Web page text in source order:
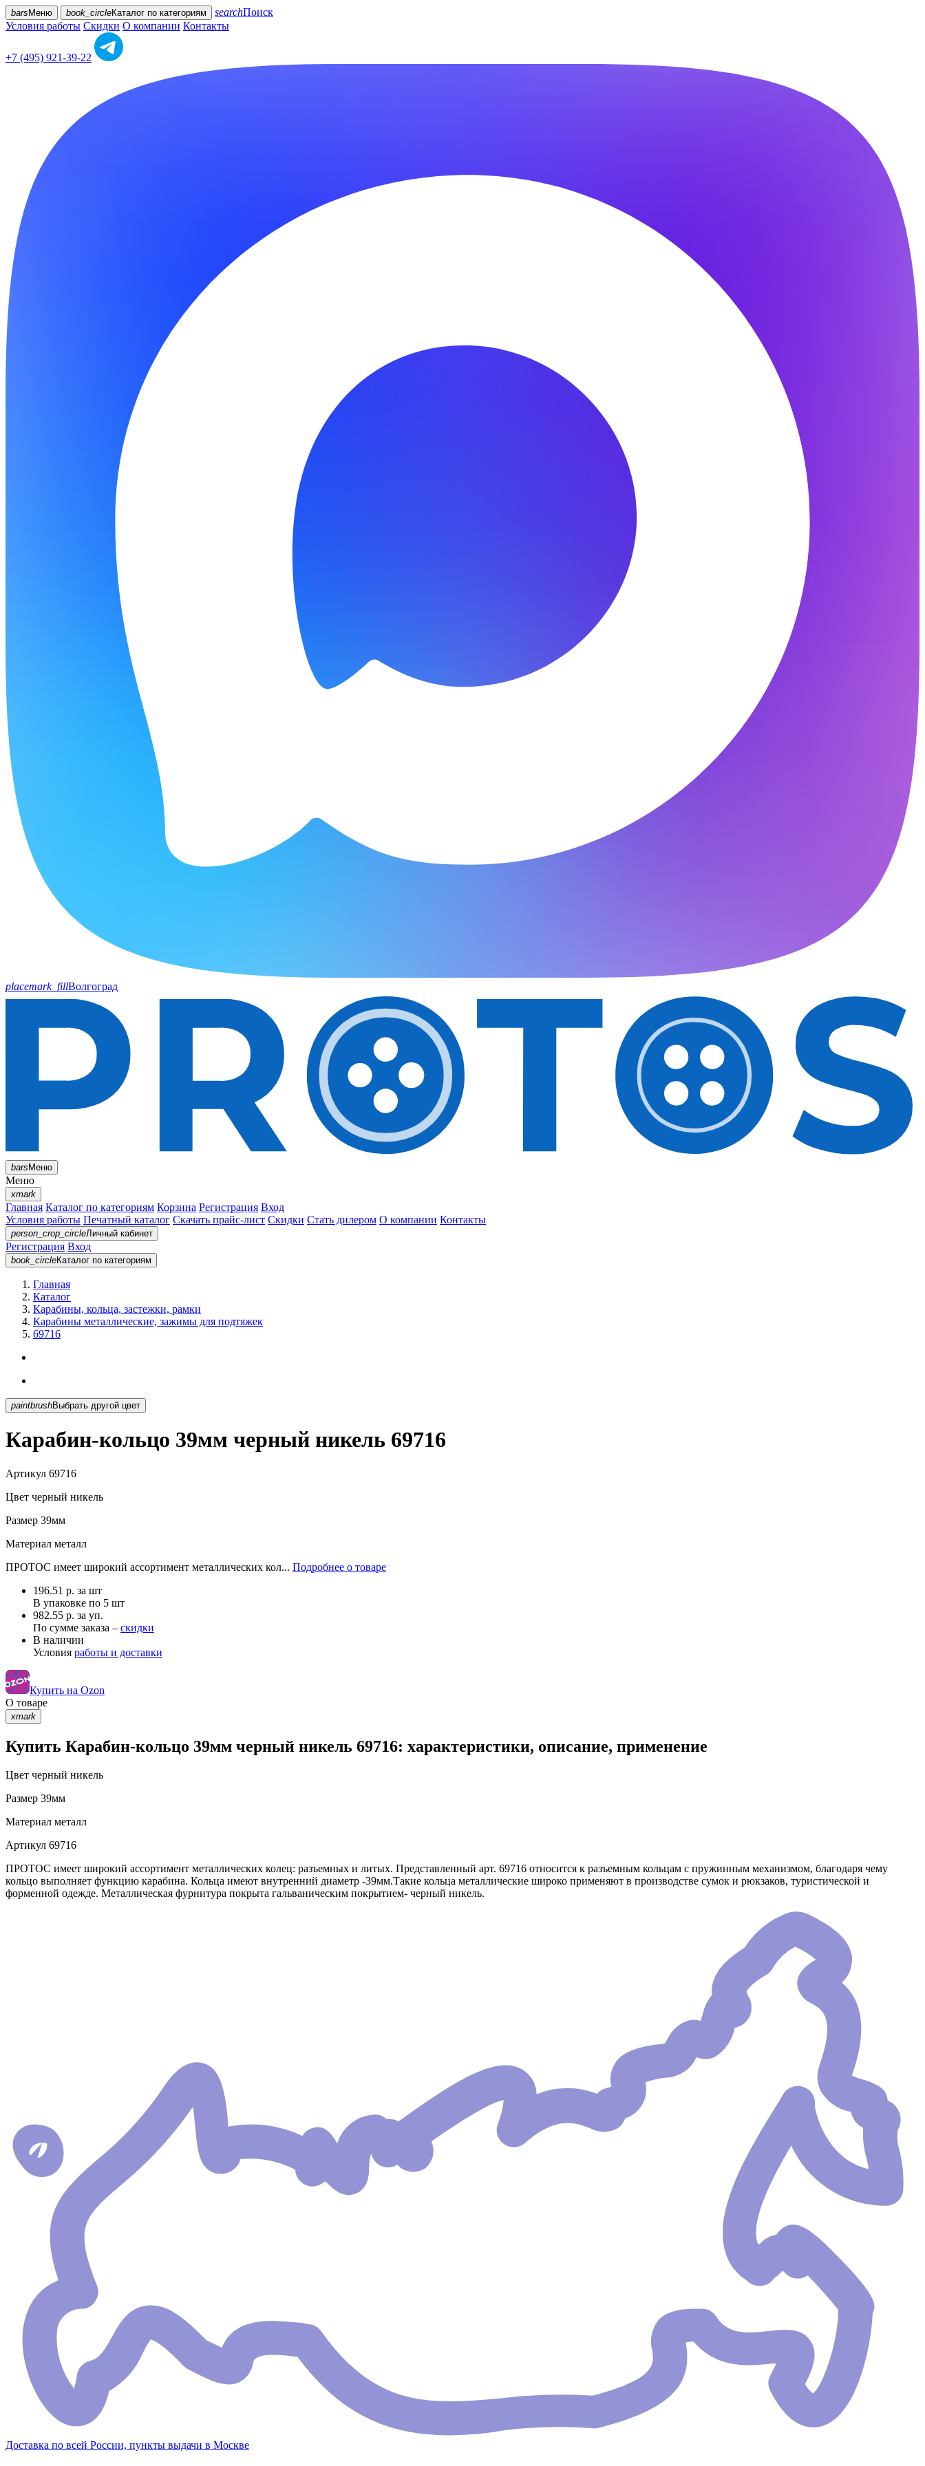
bars Меню book_circleКаталог по категориям searchПоиск
Условия работы Скидки О компании Контакты
+7 (495) 921-39-22
placemark_fillВолгоград
barsМеню
Меню
xmark
Главная Каталог по категориям Корзина Регистрация Вход
Условия работы Печатный каталог Скачать прайс-лист Скидки Стать дилером О компании Контакты
person_crop_circleЛичный кабинет
Регистрация Вход
book_circleКаталог по категориям
Главная
Каталог
Карабины, кольца, застежки, рамки
Карабины металлические, зажимы для подтяжек
69716
paintbrush Выбрать другой цвет
Карабин-кольцо 39мм черный никель 69716
Артикул 69716
Цвет черный никель
Размер 39мм
Материал металл
ПРОТОС имеет широкий ассортимент металлических кол... Подробнее о товаре
196.51 р. за шт
В упаковке по 5 шт
982.55 р. за уп.
По сумме заказа – скидки
В наличии
Условия работы и доставки
Купить на Ozon
О товаре
xmark
Купить Карабин-кольцо 39мм черный никель 69716: характеристики, описание, применение
Цвет черный никель
Размер 39мм
Материал металл
Артикул 69716
ПРОТОС имеет широкий ассортимент металлических колец: разъемных и литых. Представленный арт. 69716 относится к разъемным кольцам с пружинным механизмом, благодаря чему
кольцо выполняет функцию карабина. Кольца имеют внутренний диаметр -39мм.Такие кольца металлические широко применяют в производстве сумок и рюкзаков, туристической и
форменной одежде. Металлическая фурнитура покрыта гальваническим покрытием- черный никель.
Доставка по всей России, пункты выдачи в Москве